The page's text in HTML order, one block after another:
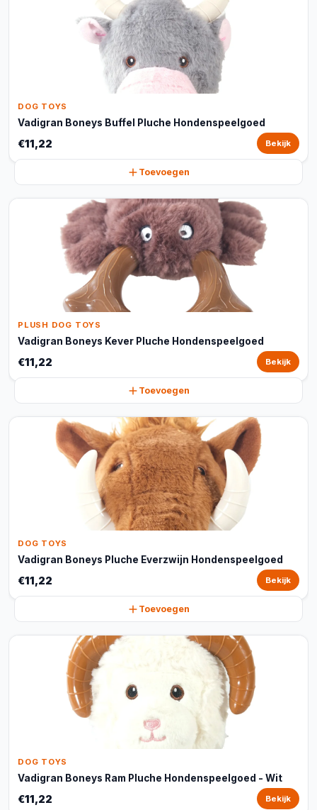
DOG TOYS
Vadigran Boneys Buffel Pluche Hondenspeelgoed
€11,22 Bekijk
Toevoegen
PLUSH DOG TOYS
Vadigran Boneys Kever Pluche Hondenspeelgoed
€11,22 Bekijk
Toevoegen
DOG TOYS
Vadigran Boneys Pluche Everzwijn Hondenspeelgoed
€11,22 Bekijk
Toevoegen
DOG TOYS
Vadigran Boneys Ram Pluche Hondenspeelgoed - Wit
€11,22 Bekijk